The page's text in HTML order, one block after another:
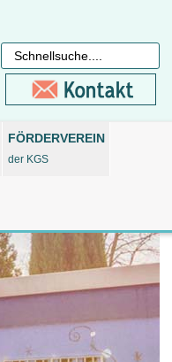
FÖRDERVEREIN
der KGS